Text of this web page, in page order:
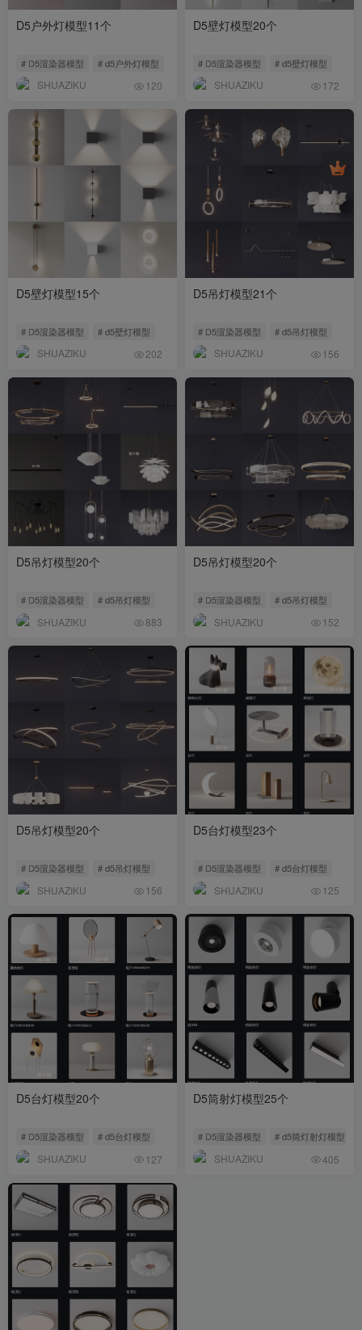
D5户外灯模型11个
# D5渲染器模型 # d5户外灯模型
SHUAZIKU 120
D5壁灯模型20个
# D5渲染器模型 # d5壁灯模型
SHUAZIKU 172
D5壁灯模型15个
# D5渲染器模型 # d5壁灯模型
SHUAZIKU 202
D5吊灯模型21个
# D5渲染器模型 # d5吊灯模型
SHUAZIKU 156
D5吊灯模型20个
# D5渲染器模型 # d5吊灯模型
SHUAZIKU 883
D5吊灯模型20个
# D5渲染器模型 # d5吊灯模型
SHUAZIKU 152
D5吊灯模型20个
# D5渲染器模型 # d5吊灯模型
SHUAZIKU 156
D5台灯模型23个
# D5渲染器模型 # d5台灯模型
SHUAZIKU 125
D5台灯模型20个
# D5渲染器模型 # d5台灯模型
SHUAZIKU 127
D5筒射灯模型25个
# D5渲染器模型 # d5筒灯射灯模型
SHUAZIKU 405